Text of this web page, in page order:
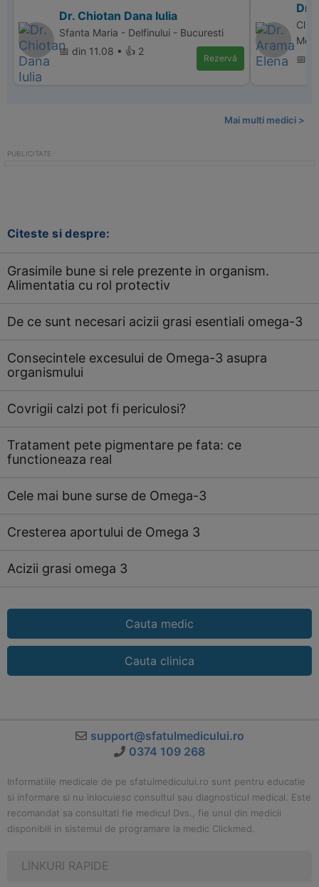
Dr. Chiotan Dana Iulia
Sfanta Maria - Delfinului - Bucuresti
📅 din 11.08 • 👍 2
Rezervă
Dr.
📅
Mai multi medici >
Citeste si despre:
Grasimile bune si rele prezente in organism.
Alimentatia cu rol protectiv
De ce sunt necesari acizii grasi esentiali omega-3
Consecintele excesului de Omega-3 asupra
organismului
Covrigii calzi pot fi periculosi?
Tratament pete pigmentare pe fata: ce
functioneaza real
Cele mai bune surse de Omega-3
Cresterea aportului de Omega 3
Acizii grasi omega 3
Cauta medic
Cauta clinica
support@sfatulmedicului.ro
0374 109 268
Informatiile medicale de pe sfatulmedicului.ro sunt pentru educatie
si informare si nu inlocuiesc consultul sau diagnosticul medical. Este
recomandat sa consultati fie medicul Dvs., fie unul din medicii
disponibili in sistemul de programare la medic Clickmed.
LINKURI RAPIDE